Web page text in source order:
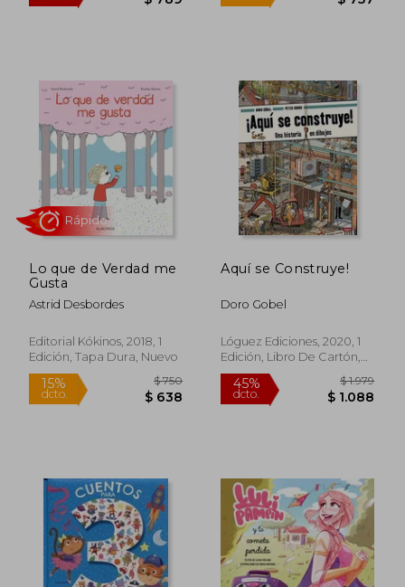
50%
dcto.
$ 1.578 15%
Lo que de Verdad me
Gusta
Astrid Desbordes
Editorial Kókinos, 2018, 1
Edición, Tapa Dura, Nuevo
Rápido
Aquí se Construye!
Doro Gobel
Lóguez Ediciones, 2020, 1
Edición, Libro De Cartón,
Nuevo